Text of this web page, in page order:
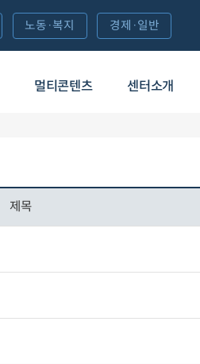
멀티콘텐츠 센터소개
노동·복지 경제·일반
제목